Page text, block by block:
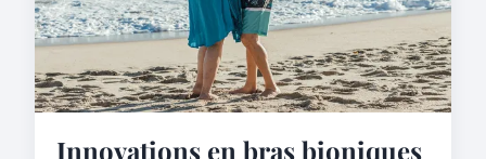
Innovations en bras bioniques